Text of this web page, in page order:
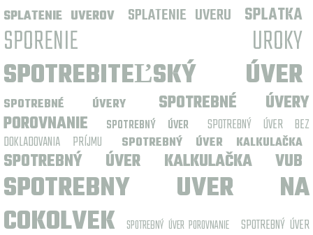
SPLATENIE UVEROV SPLATENIE UVERU SPLATKA
SPORENIE UROKY
SPOTREBITEĽSKÝ ÚVER
SPOTREBNÉ ÚVERY
SPOTREBNÉ ÚVERY
POROVNANIE
SPOTREBNÝ ÚVER
SPOTREBNÝ ÚVER BEZ
DOKLADOVANIA PRÍJMU
SPOTREBNÝ ÚVER KALKULAČKA
SPOTREBNÝ ÚVER KALKULAČKA VUB
SPOTREBNY UVER NA
COKOLVEK
SPOTREBNÝ ÚVER POROVNANIE
SPOTREBNÝ ÚVER